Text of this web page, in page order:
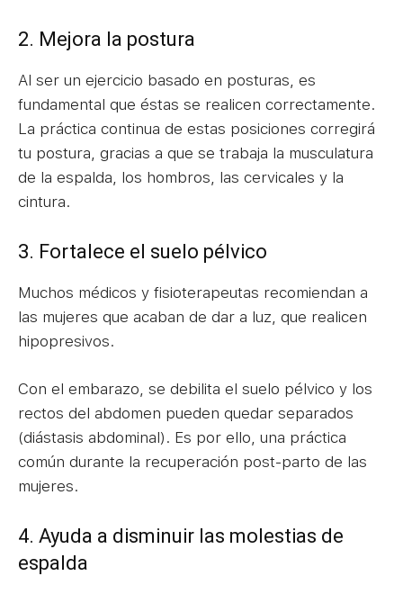
2. Mejora la postura
Al ser un ejercicio basado en posturas, es
fundamental que éstas se realicen correctamente.
La práctica continua de estas posiciones corregirá
tu postura, gracias a que se trabaja la musculatura
de la espalda, los hombros, las cervicales y la
cintura.
3. Fortalece el suelo pélvico
Muchos médicos y fisioterapeutas recomiendan a
las mujeres que acaban de dar a luz, que realicen
hipopresivos.
Con el embarazo, se debilita el suelo pélvico y los
rectos del abdomen pueden quedar separados
(diástasis abdominal). Es por ello, una práctica
común durante la recuperación post-parto de las
mujeres.
4. Ayuda a disminuir las molestias de
espalda